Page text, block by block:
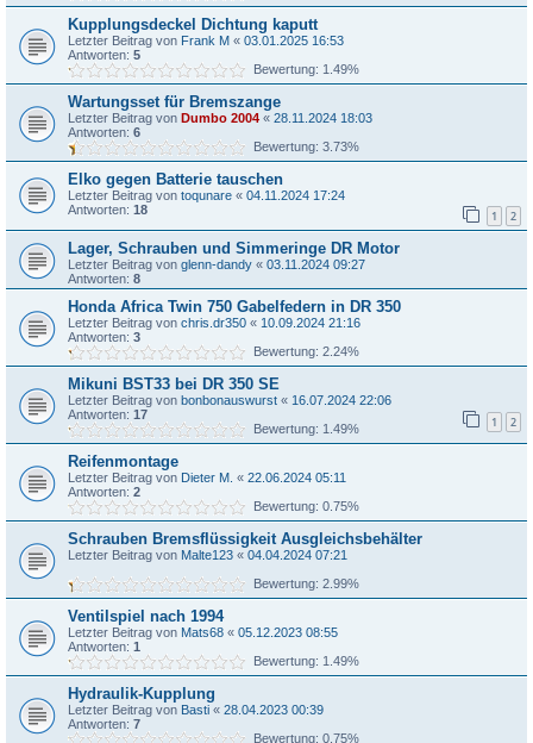
Kupplungsdeckel Dichtung kaputt
Letzter Beitrag von Frank M « 03.01.2025 16:53
Antworten: 5
Bewertung: 1.49%
Wartungsset für Bremszange
Letzter Beitrag von Dumbo 2004 « 28.11.2024 18:03
Antworten: 6
Bewertung: 3.73%
Elko gegen Batterie tauschen
Letzter Beitrag von toqunare « 04.11.2024 17:24
Antworten: 18 1 2
Lager, Schrauben und Simmeringe DR Motor
Letzter Beitrag von glenn-dandy « 03.11.2024 09:27
Antworten: 8
Honda Africa Twin 750 Gabelfedern in DR 350
Letzter Beitrag von chris.dr350 « 10.09.2024 21:16
Antworten: 3
Bewertung: 2.24%
Mikuni BST33 bei DR 350 SE
Letzter Beitrag von bonbonauswurst « 16.07.2024 22:06
Antworten: 17 1 2
Bewertung: 1.49%
Reifenmontage
Letzter Beitrag von Dieter M. « 22.06.2024 05:11
Antworten: 2
Bewertung: 0.75%
Schrauben Bremsflüssigkeit Ausgleichsbehälter
Letzter Beitrag von Malte123 « 04.04.2024 07:21
Bewertung: 2.99%
Ventilspiel nach 1994
Letzter Beitrag von Mats68 « 05.12.2023 08:55
Antworten: 1
Bewertung: 1.49%
Hydraulik-Kupplung
Letzter Beitrag von Basti « 28.04.2023 00:39
Antworten: 7
Bewertung: 0.75%